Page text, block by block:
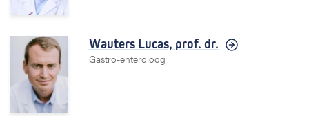
Wauters Lucas, prof. dr.
Gastro-enteroloog